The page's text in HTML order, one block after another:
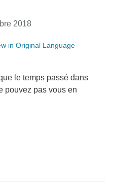
2018
in Original Language
le temps passé dans
pouvez pas vous en